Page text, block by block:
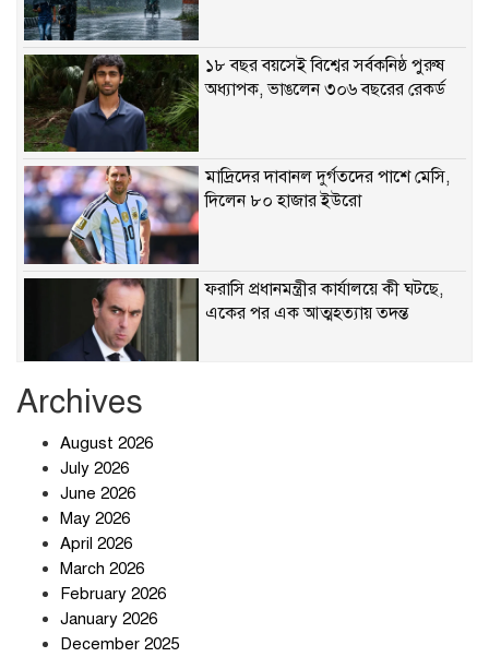
১৮ বছর বয়সেই বিশ্বের সর্বকনিষ্ঠ পুরুষ
অধ্যাপক, ভাঙলেন ৩০৬ বছরের রেকর্ড
মাদ্রিদের দাবানল দুর্গতদের পাশে মেসি,
দিলেন ৮০ হাজার ইউরো
ফরাসি প্রধানমন্ত্রীর কার্যালয়ে কী ঘটছে,
একের পর এক আত্মহত্যায় তদন্ত
Archives
August 2026
July 2026
June 2026
May 2026
April 2026
March 2026
February 2026
January 2026
December 2025